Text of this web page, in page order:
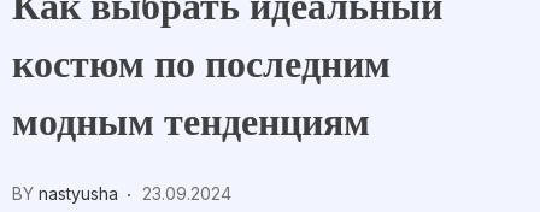
костюм по последним
модным тенденциям
BY nastyusha 23.09.2024